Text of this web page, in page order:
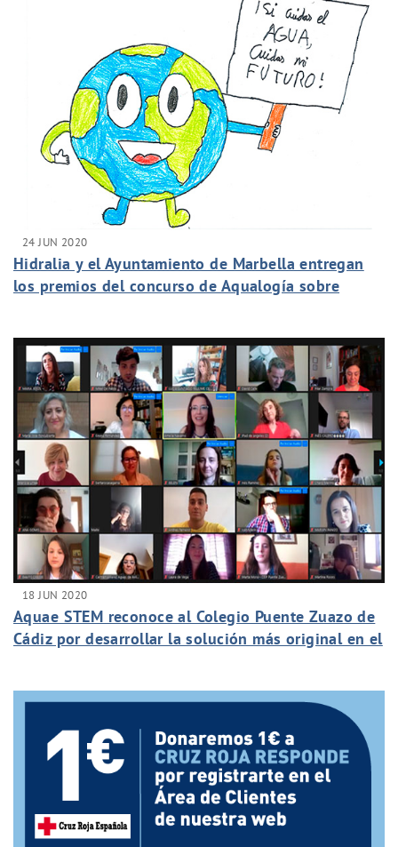
24 JUN 2020
Hidralia y el Ayuntamiento de Marbella entregan
los premios del concurso de Aqualogía sobre
18 JUN 2020
Aquae STEM reconoce al Colegio Puente Zuazo de
Cádiz por desarrollar la solución más original en el